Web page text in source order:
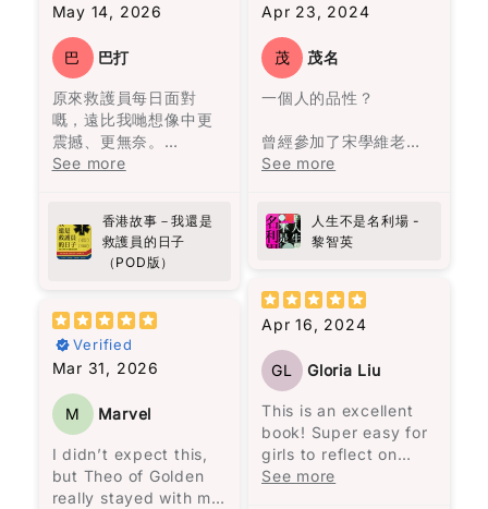
Star rating
Email
Write 50 more characters and upload 1 more
photos review for
10%OFF discount
May 14, 2026
巴 巴打
原來救護員每日面對
嘅，遠比我哋想像中更
震撼、更無奈。
作者用真實經歷寫出香
命同人性。
向救護員致敬!
See more
香港故事－我還是
救護員的日子
（POD版）
Verified
Mar 31, 2026
M Marvel
I didn’t expect this,
but Theo of Golden
really stayed with me.
looking for a
compelling read that
will leave you
inspired, "Selma" is
definitely worth
係，看他們的經歷就足
夠了。
故事圍繞著一個在沼澤
旁的村莊——馬孔多的
奧雷里亞諾帶領一群人
來到此地，決定在這裡
一開始我不太適應這種
說書人的敍述方式。但
被流暢無阻的敍述方式
所吸引，人物視角轉換
快的閱讀體驗，讓我完
全沉浸在馬孔多興衰與
奧雷里亞諾一家的經歷
之中。
馬奎斯的敍述風格給我
Apr 23, 2024
茂 茂名
一個人的品性？
曾經參加了宋學維老師
的線上課程，聽到他對
決定找來《人生不是名
利場》一書閱讀。這本
分為兩部分，第一部分
是32篇關於人生感悟的
文章，第二部分是26篇
時事評論。這本書沒有
傳統的序言或導讀，讓
讀者可以與作者對話，
重新認識黎智英。
黎智英將自己七歲時的
經歷與兒子的相比，認
See more
人生不是名利場 -
黎智英
Apr 16, 2024
GL Gloria Liu
This is an excellent
book! Super easy for
girls to reflect on
what they are, who
See more